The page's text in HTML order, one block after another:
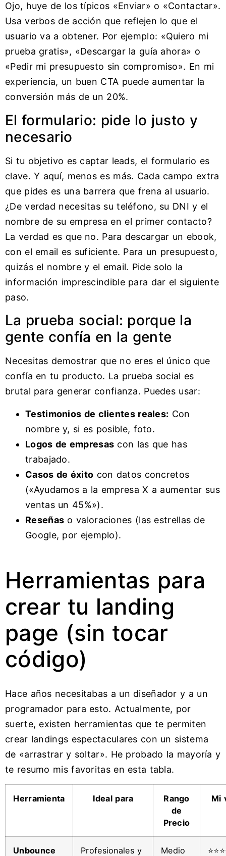
Ojo, huye de los típicos «Enviar» o «Contactar».
Usa verbos de acción que reflejen lo que el
usuario va a obtener. Por ejemplo: «Quiero mi
prueba gratis», «Descargar la guía ahora» o
«Pedir mi presupuesto sin compromiso». En mi
experiencia, un buen CTA puede aumentar la
conversión más de un 20%.
El formulario: pide lo justo y
necesario
Si tu objetivo es captar leads, el formulario es
clave. Y aquí, menos es más. Cada campo extra
que pides es una barrera que frena al usuario.
¿De verdad necesitas su teléfono, su DNI y el
nombre de su empresa en el primer contacto?
La verdad es que no. Para descargar un ebook,
con el email es suficiente. Para un presupuesto,
quizás el nombre y el email. Pide solo la
información imprescindible para dar el siguiente
paso.
La prueba social: porque la
gente confía en la gente
Necesitas demostrar que no eres el único que
confía en tu producto. La prueba social es
brutal para generar confianza. Puedes usar:
Testimonios de clientes reales: Con
nombre y, si es posible, foto.
Logos de empresas con las que has
trabajado.
Casos de éxito con datos concretos
(«Ayudamos a la empresa X a aumentar sus
ventas un 45%»).
Reseñas o valoraciones (las estrellas de
Google, por ejemplo).
Herramientas para
crear tu landing
page (sin tocar
código)
Hace años necesitabas a un diseñador y a un
programador para esto. Actualmente, por
suerte, existen herramientas que te permiten
crear landings espectaculares con un sistema
de «arrastrar y soltar». He probado la mayoría y
te resumo mis favoritas en esta tabla.
Herramienta Ideal para
Rango
de
Precio
Mi
Unbounce
Profesionales y
Medio